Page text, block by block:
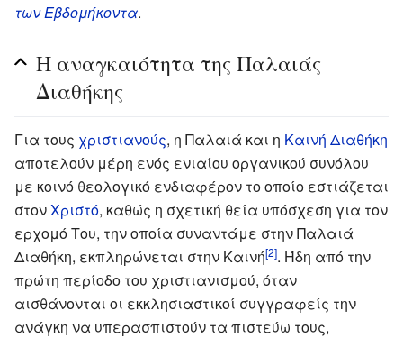
των Εβδομήκοντα.
Η αναγκαιότητα της Παλαιάς
Διαθήκης
Για τους χριστιανούς, η Παλαιά και η Καινή Διαθήκη
αποτελούν μέρη ενός ενιαίου οργανικού συνόλου
με κοινό θεολογικό ενδιαφέρον το οποίο εστιάζεται
στονΧριστό, καθώς η σχετική θεία υπόσχεση για τον
ερχομό Του, την οποία συναντάμε στην Παλαιά
Διαθήκη, εκπληρώνεται στην Καινή[2]. Ήδη από την
πρώτη περίοδο του χριστιανισμού, όταν
αισθάνονται οι εκκλησιαστικοί συγγραφείς την
ανάγκη να υπερασπιστούν τα πιστεύω τους,